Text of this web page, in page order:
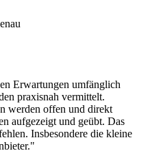
Erwartungen umfänglich
praxisnah vermittelt.
werden offen und direkt
aufgezeigt und geübt. Das
Insbesondere die kleine